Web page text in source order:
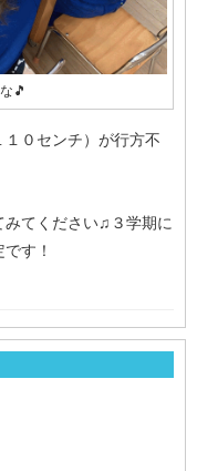
🎵
０センチ）が行方不
てください♫３学期に
す！